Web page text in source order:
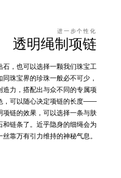
进一步个性化
透明绳制项链
，也可以选择一颗我们珠宝工
珠宝界的珍珠一般必不可少，
力，搭配出与众不同的专属项
，可以随心决定项链的长度——
链的效果，可以选择一条与肤
链条了。近乎隐身的细绳会为
丝靠万有引力维持的神秘气息。